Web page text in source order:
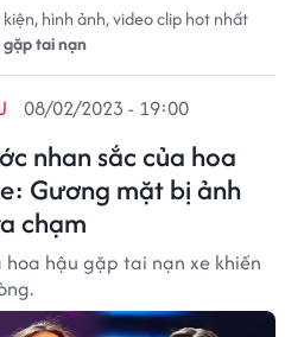
hình ảnh, video clip hot nhất
tai nạn
nhan sắc của hoa
Gương mặt bị ảnh
chạm
08/02/2023 - 19:00
hậu gặp tai nạn xe khiến